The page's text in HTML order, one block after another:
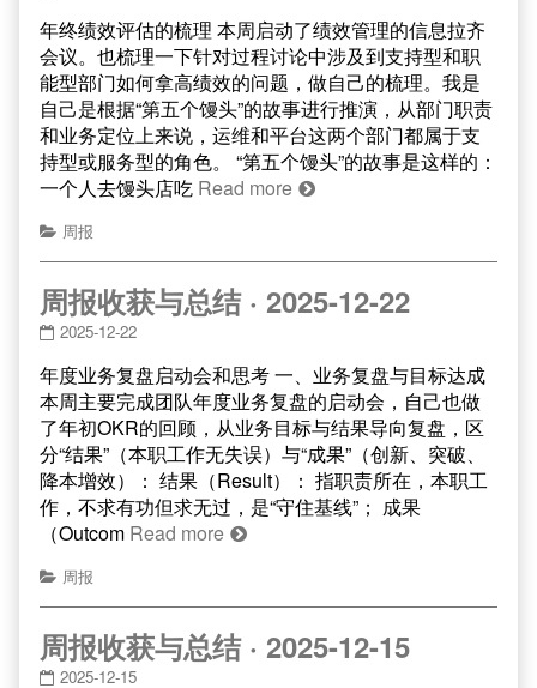
年终绩效评估的梳理 本周启动了绩效管理的信息拉齐
会议。也梳理一下针对过程讨论中涉及到支持型和职
能型部门如何拿高绩效的问题，做自己的梳理。我是
自己是根据“第五个馒头”的故事进行推演，从部门职责
和业务定位上来说，运维和平台这两个部门都属于支
持型或服务型的角色。 “第五个馒头”的故事是这样的：
一个人去馒头店吃 Read more
周报
周报收获与总结 · 2025-12-22
2025-12-22
年度业务复盘启动会和思考 一、业务复盘与目标达成
本周主要完成团队年度业务复盘的启动会，自己也做
了年初OKR的回顾，从业务目标与结果导向复盘，区
分“结果”（本职工作无失误）与“成果”（创新、突破、
降本增效）： 结果（Result）： 指职责所在，本职工
作，不求有功但求无过，是“守住基线”； 成果
（Outcom Read more
周报
周报收获与总结 · 2025-12-15
2025-12-15